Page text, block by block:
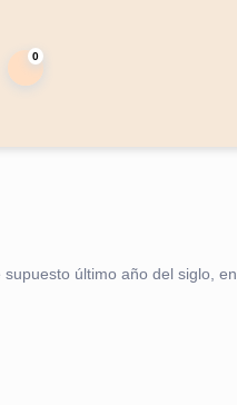
carrito
0
último año del siglo, en